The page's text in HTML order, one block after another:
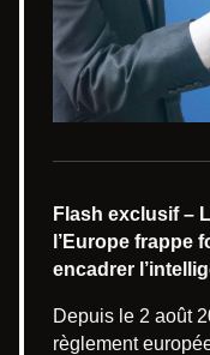
Flash exclusif –
l’Europe frappe
encadrer
Depuis le 2 août
règlement